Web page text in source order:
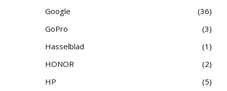
Google
36
GoPro
3
Hasselblad
1
HONOR
2
HP
5